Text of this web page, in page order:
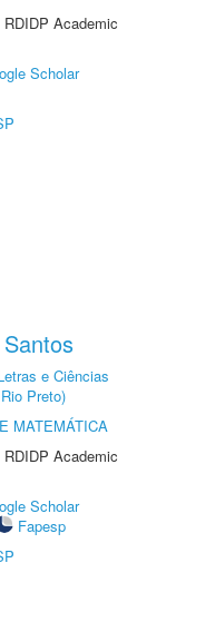
Academic
Scholar
e Ciências
Preto)
MATEMÁTICA
Academic
Scholar
Fapesp